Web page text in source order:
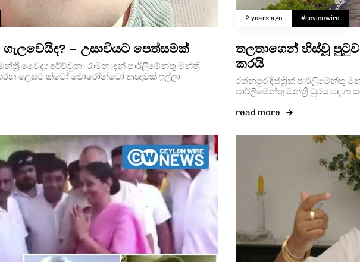
– උසාවියට පෙත්සමක්
වෛද්‍ය අර්ච්චුනා රාමනාදන් පාර්ලිමේන්තු මන්ත්‍රී
ලෙසට ක්වෝ වොරෝන්ටෝ ආඥාවක් ඉල්ලා
2 years ago #ceylonwire
තලතාගෙන් හිස්වූ
කරයි
රත්නපුර දිස්ත්‍රික් පාර්ලිමේන්තු
පාර්ලිමේන්තු මන්ත්‍රී ධූරය
read more